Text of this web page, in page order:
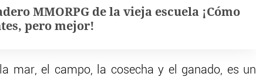
MMORPG de la vieja escuela ¡Cómo
pero mejor!
mar, el campo, la cosecha y el ganado, es un